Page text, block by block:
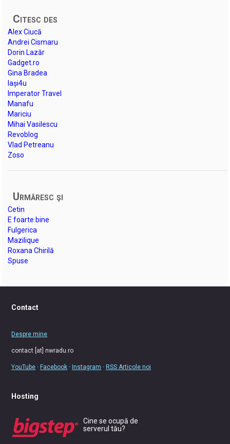
Citesc des
Alex Ciucă
Andrei Cismaru
Dorin Lazăr
Gadget.ro
Gina Bradea
Iași4u
Imperator Travel
Manafu
Mariciu
Mihai Vasilescu
Revoblog
Vlad Petreanu
Zoso
Urmăresc şi
Cetin
E foarte bine
Fulgerica
Mazilique
Roxana Chirilă
Spuse
Contact
Despre mine
contact [at] nwradu.ro
YouTube · Facebook · Instagram · RSS Articole noi
Hosting
Cine se ocupă de
serverul tău?